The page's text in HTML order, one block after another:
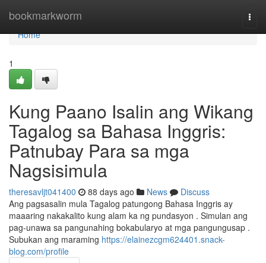
bookmarkworm
Home
Home
1
Kung Paano Isalin ang Wikang
Tagalog sa Bahasa Inggris:
Patnubay Para sa mga
Nagsisimula
theresavljt041400 88 days ago News
Discuss
Ang pagsasalin mula Tagalog patungong Bahasa Inggris ay
maaaring nakakalito kung alam ka ng pundasyon . Simulan ang
pag-unawa sa pangunahing bokabularyo at mga pangungusap .
Subukan ang maraming https://elainezcgm624401.snack-
blog.com/profile